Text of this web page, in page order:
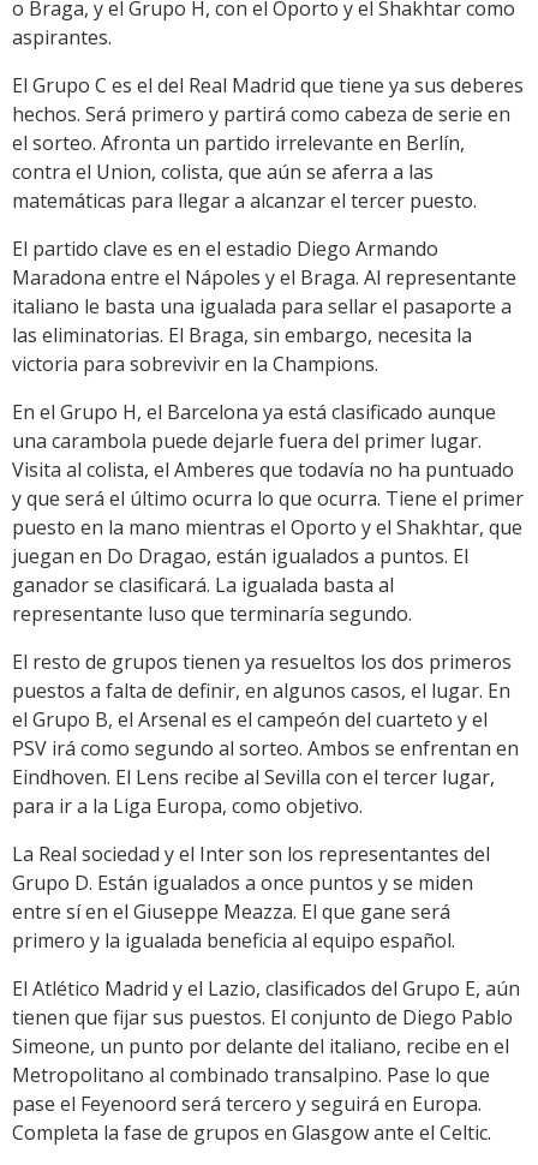
o Braga, y el Grupo H, con el Oporto y el Shakhtar como
aspirantes.
El Grupo C es el del Real Madrid que tiene ya sus deberes
hechos. Será primero y partirá como cabeza de serie en
el sorteo. Afronta un partido irrelevante en Berlín,
contra el Union, colista, que aún se aferra a las
matemáticas para llegar a alcanzar el tercer puesto.
El partido clave es en el estadio Diego Armando
Maradona entre el Nápoles y el Braga. Al representante
italiano le basta una igualada para sellar el pasaporte a
las eliminatorias. El Braga, sin embargo, necesita la
victoria para sobrevivir en la Champions.
En el Grupo H, el Barcelona ya está clasificado aunque
una carambola puede dejarle fuera del primer lugar.
Visita al colista, el Amberes que todavía no ha puntuado
y que será el último ocurra lo que ocurra. Tiene el primer
puesto en la mano mientras el Oporto y el Shakhtar, que
juegan en Do Dragao, están igualados a puntos. El
ganador se clasificará. La igualada basta al
representante luso que terminaría segundo.
El resto de grupos tienen ya resueltos los dos primeros
puestos a falta de definir, en algunos casos, el lugar. En
el Grupo B, el Arsenal es el campeón del cuarteto y el
PSV irá como segundo al sorteo. Ambos se enfrentan en
Eindhoven. El Lens recibe al Sevilla con el tercer lugar,
para ir a la Liga Europa, como objetivo.
La Real sociedad y el Inter son los representantes del
Grupo D. Están igualados a once puntos y se miden
entre sí en el Giuseppe Meazza. El que gane será
primero y la igualada beneficia al equipo español.
El Atlético Madrid y el Lazio, clasificados del Grupo E, aún
tienen que fijar sus puestos. El conjunto de Diego Pablo
Simeone, un punto por delante del italiano, recibe en el
Metropolitano al combinado transalpino. Pase lo que
pase el Feyenoord será tercero y seguirá en Europa.
Completa la fase de grupos en Glasgow ante el Celtic.